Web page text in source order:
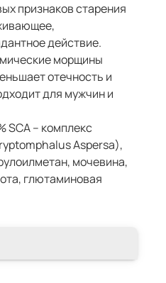
признаков старения
действие.
морщины
отечность и
для мужчин и
SCA – комплекс
Aspersa),
мочевина,
глютаминовая